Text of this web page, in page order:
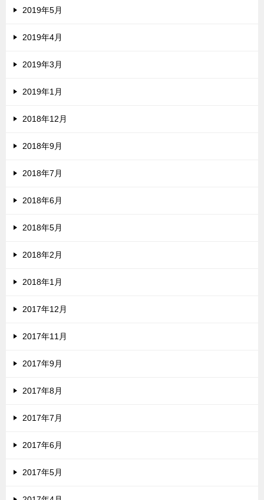
2019年5月
2019年4月
2019年3月
2019年1月
2018年12月
2018年9月
2018年7月
2018年6月
2018年5月
2018年2月
2018年1月
2017年12月
2017年11月
2017年9月
2017年8月
2017年7月
2017年6月
2017年5月